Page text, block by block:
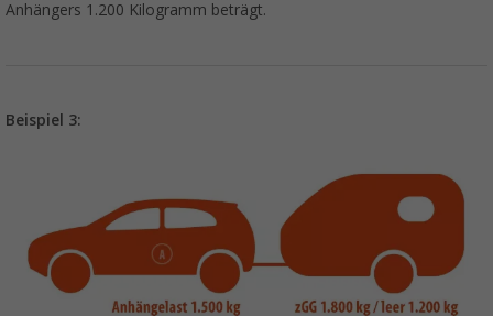
Anhängers 1.200 Kilogramm beträgt.
Beispiel 3: